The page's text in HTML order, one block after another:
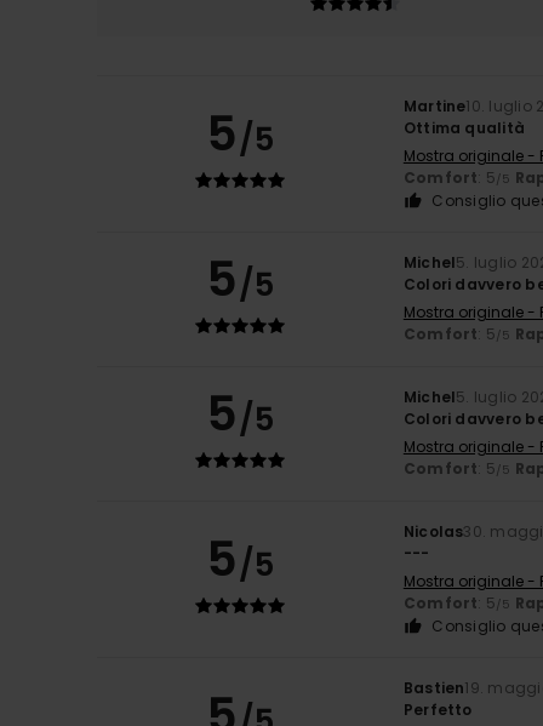
5/5
Martine10. luglio
Ottima qualità
Mostra originale -
Comfort: 5/5
Consiglio
5/5 Michel5. luglio
Colori davvero
Mostra originale -
Comfort: 5/5
5/5 Michel5. luglio
Colori davvero
Mostra originale -
Comfort: 5/5
5/5
Nicolas30.
---
Mostra originale -
Comfort: 5/5
Consiglio
Bastien19.
Perfetto